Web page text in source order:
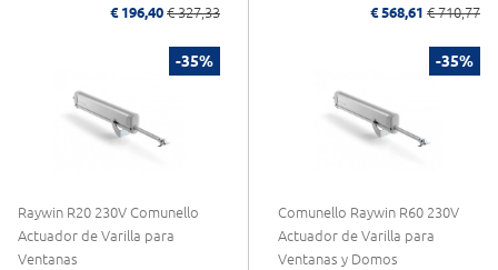
€ 196,40 € 327,33 € 568,61 € 710,77
-35%
Raywin R20 230V Comunello
Actuador de Varilla para
Ventanas
-35%
Comunello Raywin R60 230V
Actuador de Varilla para
Ventanas y Domos